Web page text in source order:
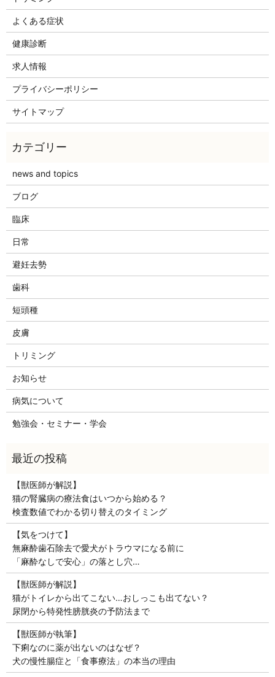
よくある症状
健康診断
求人情報
プライバシーポリシー
サイトマップ
news and topics
ブログ
臨床
日常
避妊去勢
歯科
短頭種
皮膚
トリミング
お知らせ
病気について
勉強会・セミナー・学会
【獣医師が解説】
猫の腎臓病の療法食はいつから始める？
検査数値でわかる切り替えのタイミング
【気をつけて】
無麻酔歯石除去で愛犬がトラウマになる前に
「麻酔なしで安心」の落とし穴…
【獣医師が解説】
猫がトイレから出てこない…おしっこも出てない？
尿閉から特発性膀胱炎の予防法まで
【獣医師が執筆】
下痢なのに薬が出ないのはなぜ？
犬の慢性腸症と「食事療法」の本当の理由